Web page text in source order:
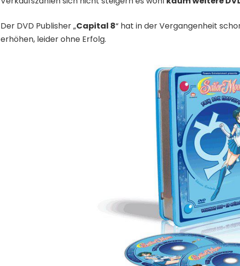
Der DVD Publisher „Capital 8“ hat in der Vergangenheit
erhöhen, leider ohne Erfolg.